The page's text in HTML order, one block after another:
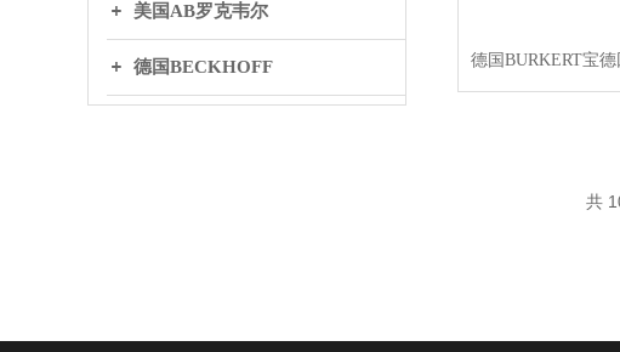
美国AB罗克韦尔
德国BECKHOFF 德国BURKERT宝
共